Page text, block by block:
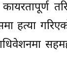
हत्या